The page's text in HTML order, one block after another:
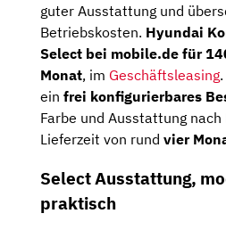
guter Ausstattung und
Betriebskosten. Hyundai
Select bei mobile.de für
Monat, im Geschäftsleasing
ein frei konfigurierbares
Farbe und Ausstattung
Lieferzeit von rund vier
Select Ausstattung,
praktisch